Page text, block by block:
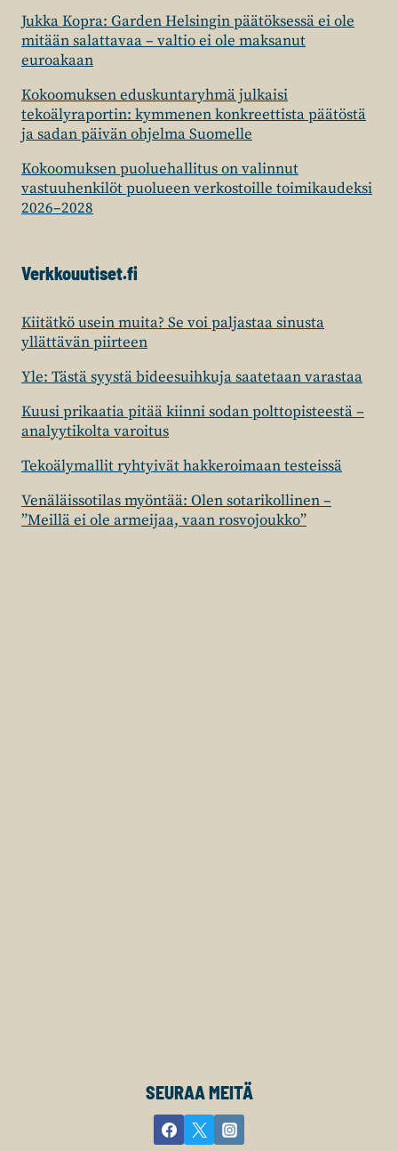
Jukka Kopra: Garden Helsingin päätöksessä ei ole
mitään salattavaa – valtio ei ole maksanut
euroakaan
Kokoomuksen eduskuntaryhmä julkaisi
tekoälyraportin: kymmenen konkreettista päätöstä
ja sadan päivän ohjelma Suomelle
Kokoomuksen puoluehallitus on valinnut
vastuuhenkilöt puolueen verkostoille toimikaudeksi
2026–2028
Verkkouutiset.fi
Kiitätkö usein muita? Se voi paljastaa sinusta
yllättävän piirteen
Yle: Tästä syystä bideesuihkuja saatetaan varastaa
Kuusi prikaatia pitää kiinni sodan polttopisteestä –
analyytikolta varoitus
Tekoälymallit ryhtyivät hakkeroimaan testeissä
Venäläissotilas myöntää: Olen sotarikollinen –
”Meillä ei ole armeijaa, vaan rosvojoukko”
SEURAA MEITÄ